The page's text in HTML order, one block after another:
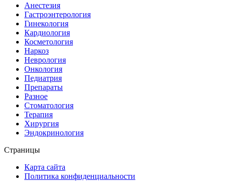
Анестезия
Гастроэнтерология
Гинекология
Кардиология
Косметология
Наркоз
Неврология
Онкология
Педиатрия
Препараты
Разное
Стоматология
Терапия
Хирургия
Эндокринология
Страницы
Карта сайта
Политика конфиденциальности